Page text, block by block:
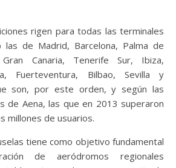
rigen para todas las terminales
las de Madrid, Barcelona, Palma de
Gran Canaria, Tenerife Sur, Ibiza,
Fuerteventura, Bilbao, Sevilla y
son, por este orden, y según las
de Aena, las que en 2013 superaron
millones de usuarios.
tiene como objetivo fundamental
de aeródromos regionales